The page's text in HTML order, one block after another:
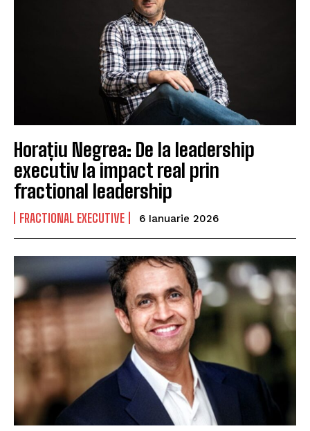
Horațiu Negrea: De la leadership
executiv la impact real prin
fractional leadership
FRACTIONAL EXECUTIVE 6 Ianuarie 2026